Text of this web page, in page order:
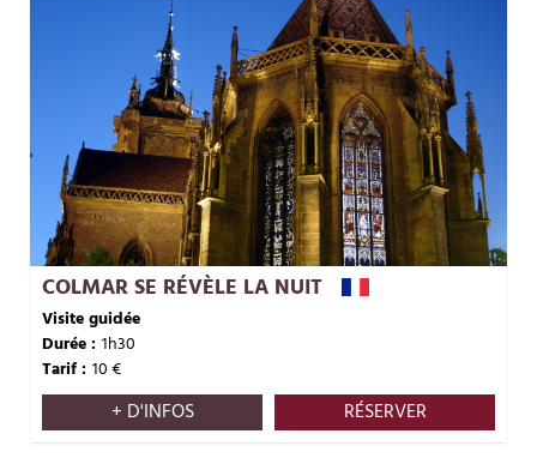
COLMAR SE RÉVÈLE LA NUIT
Visite guidée
Durée : 1h30
Tarif : 10€
RÉSERVER
+ D'INFOS